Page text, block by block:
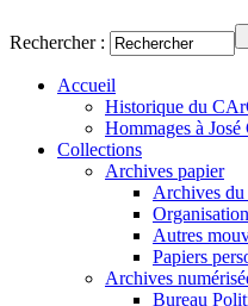
Rechercher :
Accueil
Historique du
Hommages à
Collections
Archives papier
Archives
Autres
Papiers
Archives
Bureau